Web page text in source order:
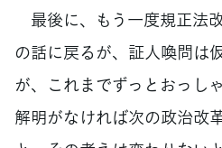
最後に、もう一度規正法
の話に戻るが、証人喚問は
が、これまでずっとおっし
解明がなければ次の政治改